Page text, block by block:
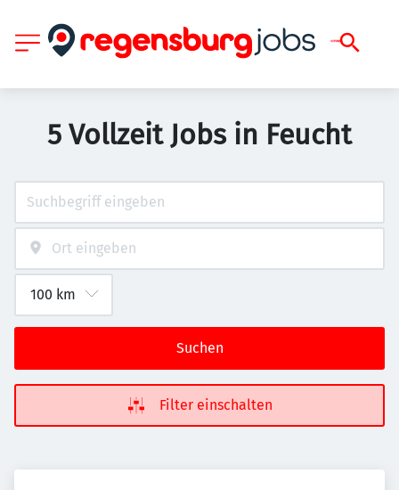
5 Vollzeit Jobs in Feucht
Suchen
Filter einschalten